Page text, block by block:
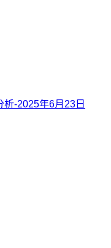
-2025年6月23日